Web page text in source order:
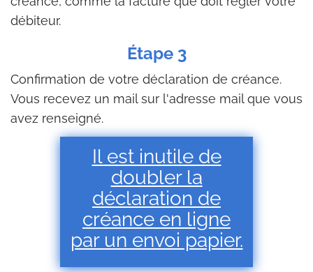
débiteur.
Étape 3
Confirmation de votre déclaration de créance.
Vous recevez un mail sur l'adresse mail que vous
avez renseigné.
Il est inutile de
doubler la
déclaration de
créance en ligne
par un envoi papier.